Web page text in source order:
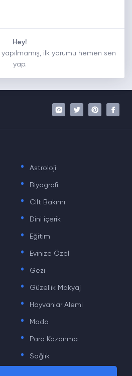
Hey!
ilk yorumu hemen sen
yap.
. Astroloji
. Biyografi
. Cilt Bakımı
. Dini içerik
. Eğitim
. Evinize Özel
. Gezi
. Güzellik Makyaj
. Hayvanlar Alemi
. Moda
. Para Kazanma
. Sağlık
.